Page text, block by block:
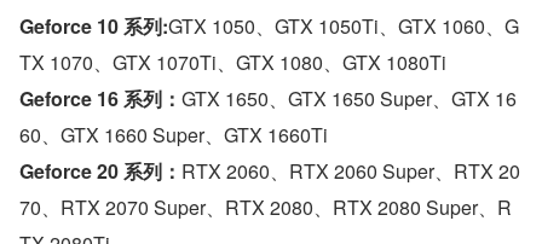
Geforce 10 系列:GTX 1050、GTX 1050Ti、GTX 1060、G
TX 1070、GTX 1070Ti、GTX 1080、GTX 1080Ti
Geforce 16 系列： GTX 1650、GTX 1650 Super、GTX 16
60、GTX 1660 Super、GTX 1660Ti
Geforce 20 系列： RTX 2060、RTX 2060 Super、RTX 20
70、RTX 2070 Super、RTX 2080、RTX 2080 Super、R